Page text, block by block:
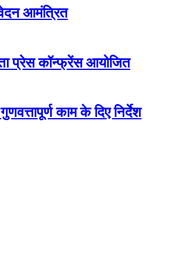
आमंत्रित
प्रेस कॉन्फ्रेंस आयोजित
काम के दिए निर्देश